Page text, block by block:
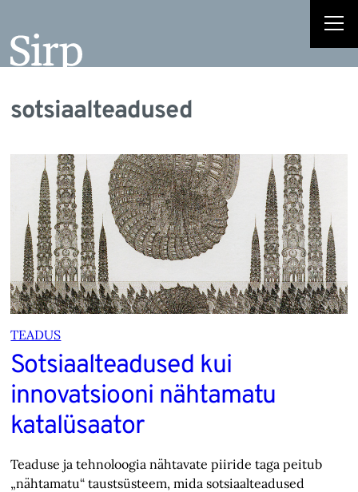
sotsiaalteadused
TEADUS
Sotsiaalteadused kui
innovatsiooni nähtamatu
katalüsaator
Teaduse ja tehnoloogia nähtavate piiride taga peitub
„nähtamatu“ taustsüsteem, mida sotsiaalteadused